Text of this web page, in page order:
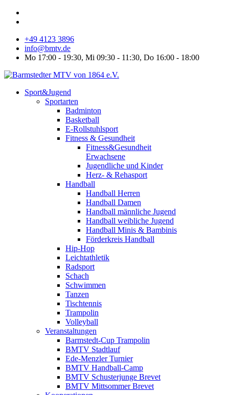
+49 4123 3896
info@bmtv.de
Mo 17:00 - 19:30, Mi 09:30 - 11:30, Do 16:00 - 18:00
Sport&Jugend
Sportarten
Badminton
Basketball
E-Rollstuhlsport
Fitness & Gesundheit
Fitness&Gesundheit
Erwachsene
Jugendliche und Kinder
Herz- & Rehasport
Handball
Handball Herren
Handball Damen
Handball männliche Jugend
Handball weibliche Jugend
Handball Minis & Bambinis
Förderkreis Handball
Hip-Hop
Leichtathletik
Radsport
Schach
Schwimmen
Tanzen
Tischtennis
Trampolin
Volleyball
Veranstaltungen
Barmstedt-Cup Trampolin
BMTV Stadtlauf
Ede-Menzler Turnier
BMTV Handball-Camp
BMTV Schusterjunge Brevet
BMTV Mittsommer Brevet